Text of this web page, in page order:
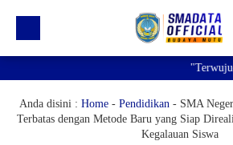
Profil
Anda disini : Home - Pendidikan - SMA
Terbatas dengan Metode Baru yang Siap
Kegalauan Siswa